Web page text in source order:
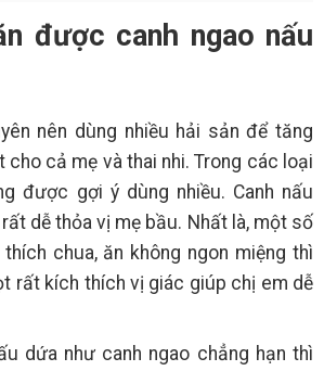
được canh ngao nấu
nên dùng nhiều hải sản để tăng
cả mẹ và thai nhi. Trong các loại
được gợi ý dùng nhiều. Canh nấu
dễ thỏa vị mẹ bầu. Nhất là, một số
chua, ăn không ngon miệng thì
rất kích thích vị giác giúp chị em dễ
dứa như canh ngao chẳng hạn thì